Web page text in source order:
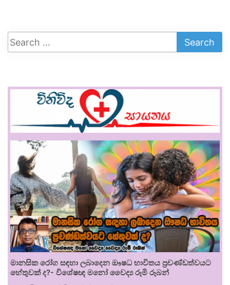
මානසික රෝග සඳහා ලබාදෙන ඖෂධ භාවිතය ප්‍රචණ්ඩත්වයට
හේතුවක් ද?- විශේෂඥ මනෝ වෛද්‍ය රූමි රූබන්